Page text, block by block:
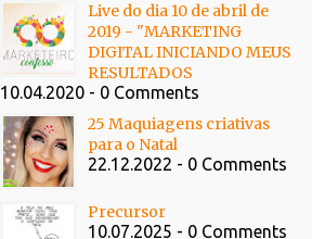
Live do dia 10 de abril de
2019 - "MARKETING
DIGITAL INICIANDO MEUS
RESULTADOS
10.04.2020 - 0 Comments
25 Maquiagens criativas
para o Natal
22.12.2022 - 0 Comments
Precursor
10.07.2025 - 0 Comments